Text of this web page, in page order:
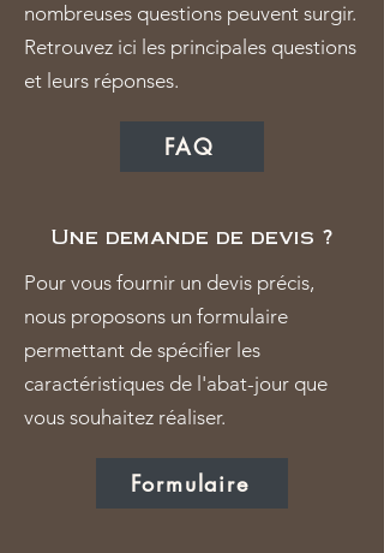
nombreuses questions peuvent surgir.
Retrouvez ici les principales questions
et leurs réponses.
FAQ
Une demande de devis ?
Pour vous fournir un devis précis,
nous proposons un formulaire
permettant de spécifier les
caractéristiques de l'abat-jour que
vous souhaitez réaliser.
Formulaire